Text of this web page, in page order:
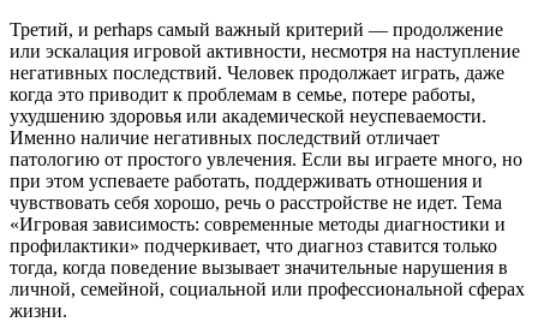
Третий, и perhaps самый важный критерий — продолжение
или эскалация игровой активности, несмотря на наступление
негативных последствий. Человек продолжает играть, даже
когда это приводит к проблемам в семье, потере работы,
ухудшению здоровья или академической неуспеваемости.
Именно наличие негативных последствий отличает
патологию от простого увлечения. Если вы играете много, но
при этом успеваете работать, поддерживать отношения и
чувствовать себя хорошо, речь о расстройстве не идет. Тема
«Игровая зависимость: современные методы диагностики и
профилактики» подчеркивает, что диагноз ставится только
тогда, когда поведение вызывает значительные нарушения в
личной, семейной, социальной или профессиональной сферах
жизни.